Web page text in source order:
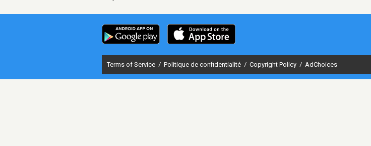
Terms of Service / Politique de confidentialité / Copyright Policy / AdChoices